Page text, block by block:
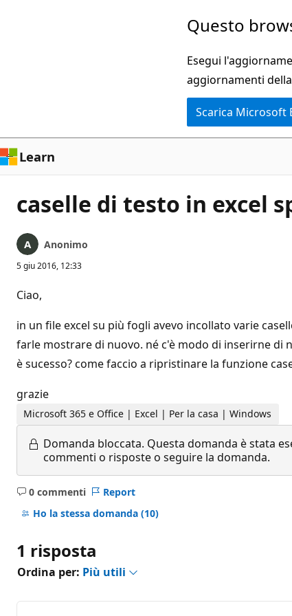
Questo
Esegui
aggiornamenti
Scarica Microsoft
Learn
caselle di testo in excel
Anonimo
5 giu 2016, 12:33
Ciao,
in un file excel su più fogli avevo incollato varie
farle mostrare di nuovo. né c'è modo di inserirne di
è sucesso? come faccio a ripristinare la funzione
grazie
Microsoft 365 e Office | Excel | Per la casa | Windows
Domanda bloccata. Questa domanda è stata
commenti o risposte o seguire la domanda.
0 commenti
Nessun
commento
Report
Ho la stessa domanda (10)
1 risposta
Ordina per: Più utili